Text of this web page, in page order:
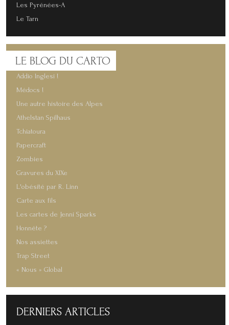
Les Pyrénées-A
Le Tarn
LE BLOG DU CARTO
Addio Inglesi !
Médocs !
Une autre histoire des Alpes
Athelstan Spilhaus
Tchiatoura
Papercraft
Zombies
Gravures du XIXe
L'obésité par R. Linn
Carte aux fils
Les cartes de Jenni Sparks
Honnête ?
Nos assiettes
Trap Street
« Nous » Global
DERNIERS ARTICLES